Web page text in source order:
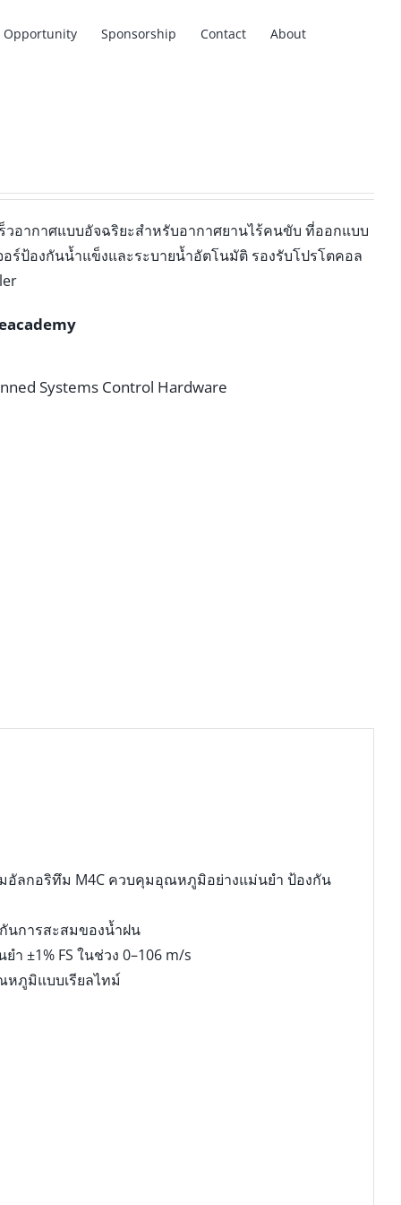
Opportunity Sponsorship Contact About
ร็วอากาศแบบอัจฉริยะสำหรับอากาศยานไร้คนขับ ที่ออกแบบ
ป้องกันน้ำแข็งและระบายน้ำอัตโนมัติ รองรับโปรโตคอล
Systems Control Hardware
อัลกอริทึม M4C ควบคุมอุณหภูมิอย่างแม่นยำ ป้องกัน
นการสะสมของน้ำฝน
±1% FS ในช่วง 0–106 m/s
หภูมิแบบเรียลไทม์